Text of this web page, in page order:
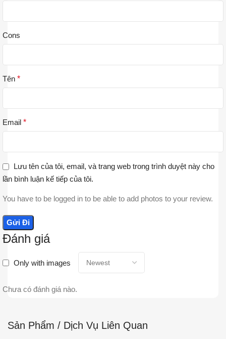
Đánh giá
Only with images
Chưa có đánh giá nào.
Cons
Tên *
Email *
Lưu tên của tôi, email, và trang web trong trình duyệt này cho
lần bình luận kế tiếp của tôi.
You have to be logged in to be able to add photos to your review.
Sản Phẩm / Dịch Vụ Liên Quan